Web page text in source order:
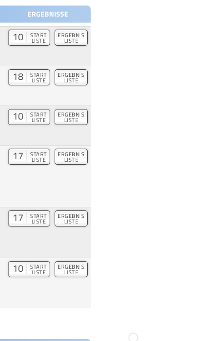
ERGEBNISSE
10 START
LISTE
ERGEBNIS
LISTE
18 START
LISTE
ERGEBNIS
LISTE
10 START
LISTE
ERGEBNIS
LISTE
17 START
LISTE
ERGEBNIS
LISTE
17 START
LISTE
ERGEBNIS
LISTE
10 START
LISTE
ERGEBNIS
LISTE